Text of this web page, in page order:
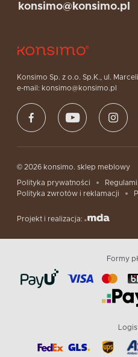
Konsimo Sp. z o.o. Sp.K., ul.
e-mail: konsimo@konsimo.pl
konsimo@konsimo.pl
© 2026 konsimo. sklep meblowy
Polityka prywatności
Polityka zwrotów i reklamacji
Projekt i realizacja:
Formy